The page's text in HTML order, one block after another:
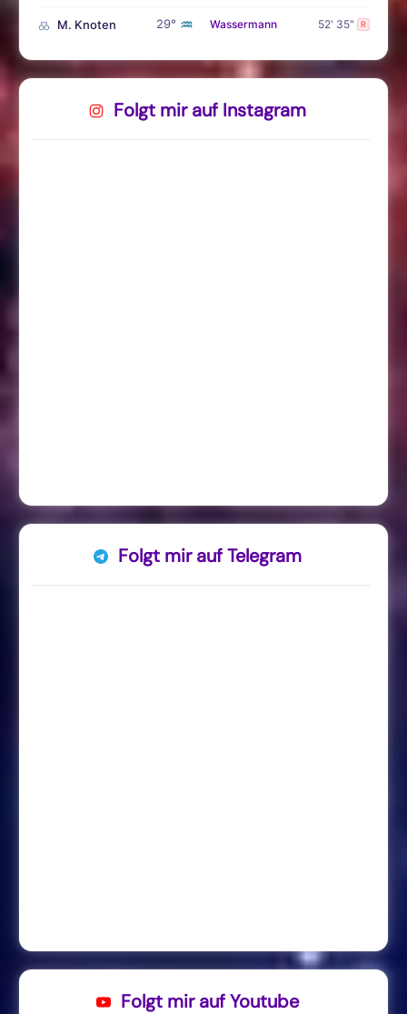
M. Knoten 29° ♒ Wassermann 52' 35" R
Folgt mir auf Instagram
Folgt mir auf Telegram
Folgt mir auf Youtube